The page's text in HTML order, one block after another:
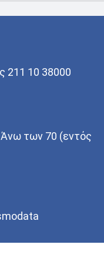
211 10 38000
των 70 (εντός